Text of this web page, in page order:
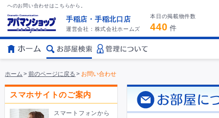
へのお問い合わせはこちらから。
手稲店・手稲北口店
運営会社：株式会社ホームズ
本日の掲載物件数
440 件
ホーム > 前のページに戻る > お問い合わせ
スマホサイトのご案内
スマートフォンから